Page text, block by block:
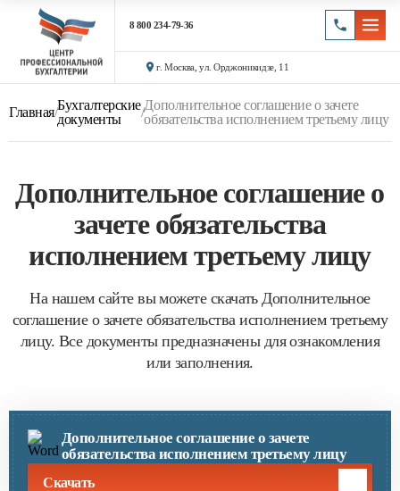
8 800 234-79-36
г. Москва, ул. Орджоникидзе, 11
Главная/Бухгалтерские
документы
/Дополнительное соглашение о зачете
обязательства исполнением третьему лицу
Дополнительное соглашение о
зачете обязательства
исполнением третьему лицу
На нашем сайте вы можете скачать Дополнительное
соглашение о зачете обязательства исполнением третьему
лицу. Все документы предназначены для ознакомления
или заполнения.
Дополнительное соглашение о зачете
обязательства исполнением третьему лицу
Скачать